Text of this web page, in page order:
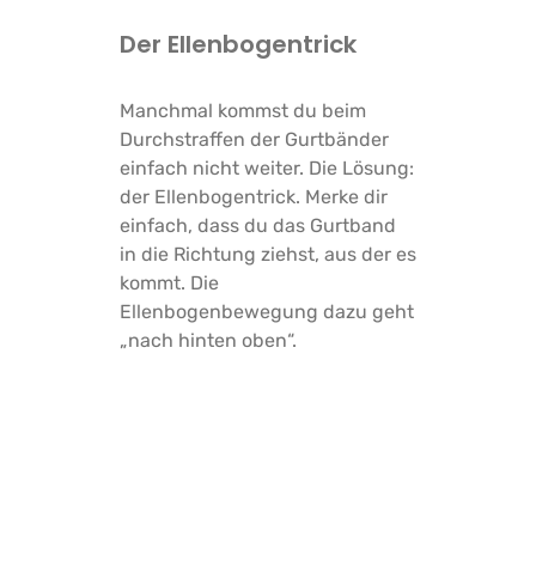
Der Ellenbogentrick
Manchmal kommst du beim
Durchstraffen der Gurtbänder
einfach nicht weiter. Die Lösung:
der Ellenbogentrick. Merke dir
einfach, dass du das Gurtband
in die Richtung ziehst, aus der es
kommt. Die
Ellenbogenbewegung dazu geht
„nach hinten oben“.